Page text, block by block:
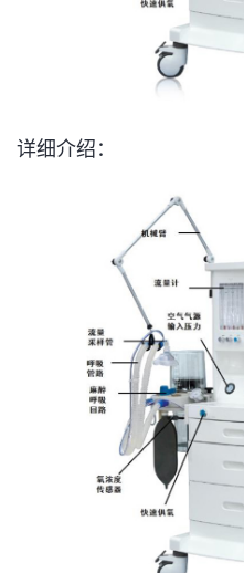
详细介绍：